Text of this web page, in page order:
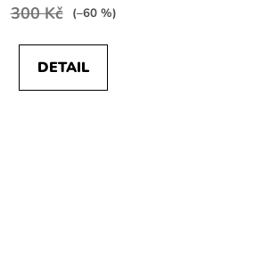
300 Kč (–60 %)
DETAIL